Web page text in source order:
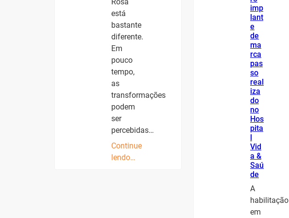
Rosa
está
bastante
diferente.
Em
pouco
tempo,
as
transformações
podem
ser
percebidas…
Continue
lendo…
imp
lant
e
de
ma
rca
pas
so
real
iza
do
no
Hos
pita
Vid
a &
Saú
de
A
habilitação
em